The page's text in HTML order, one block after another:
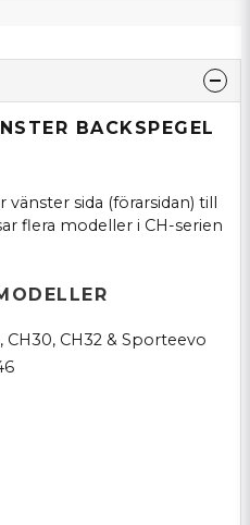
BACKSPEGEL
sida (förarsidan) till
flera modeller i CH-serien
CH30, CH32 & Sporteevo